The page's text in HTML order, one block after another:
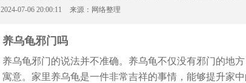
2024-07-06 20:00:11 来源：网络整理
养乌龟邪门吗
养乌龟邪门的说法并不准确。养乌龟不仅没有邪门的地
寓意。家里养乌龟是一件非常吉祥的事情，能够提升家